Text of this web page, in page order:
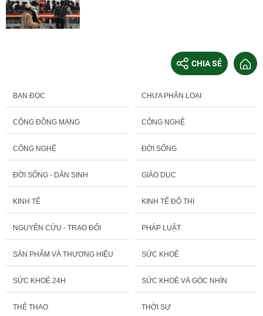
CHIA SẺ
BẠN ĐỌC CHƯA PHÂN LOẠI
CỘNG ĐỒNG MẠNG CÔNG NGHỆ
CÔNG NGHỆ ĐỜI SỐNG
ĐỜI SỐNG - DÂN SINH GIÁO DỤC
KINH TẾ KINH TẾ ĐÔ THỊ
NGUYÊN CỨU - TRAO ĐỔI PHÁP LUẬT
SẢN PHẨM VÀ THƯƠNG HIỆU SỨC KHOẺ
SỨC KHOẺ 24H SỨC KHOẺ VÀ GÓC NHÌN
THỂ THAO THỜI SỰ